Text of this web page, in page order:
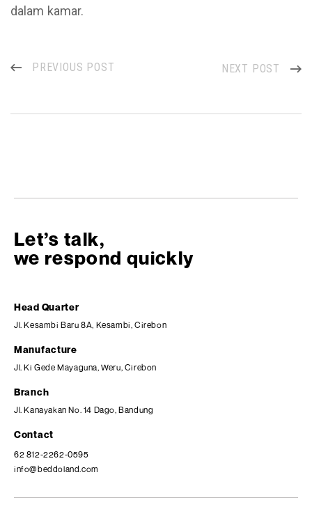
dalam kamar.
PREVIOUS POST NEXT POST
Let’s talk,
we respond quickly
Head Quarter
Jl. Kesambi Baru 8A, Kesambi, Cirebon
Manufacture
Jl. Ki Gede Mayaguna, Weru, Cirebon
Branch
Jl. Kanayakan No. 14 Dago, Bandung
Contact
62 812-2262-0595
info@beddoland.com